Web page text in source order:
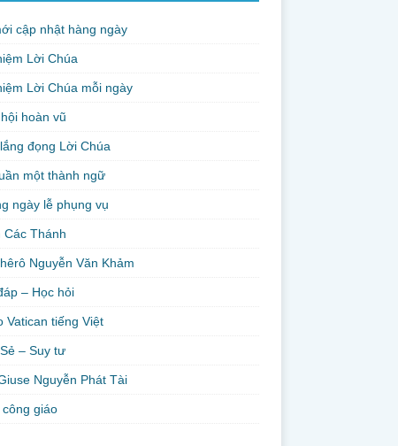
cập nhật hàng ngày
Lời Chúa
Lời Chúa mỗi ngày
hoàn vũ
đọng Lời Chúa
một thành ngữ
ngày lễ phụng vụ
Các Thánh
Nguyễn Văn Khảm
– Học hỏi
Vatican tiếng Việt
– Suy tư
Nguyễn Phát Tài
công giáo